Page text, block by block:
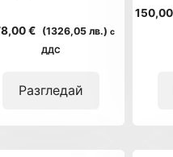
€ (1326,05 лв.) с
ДДС
Разгледай